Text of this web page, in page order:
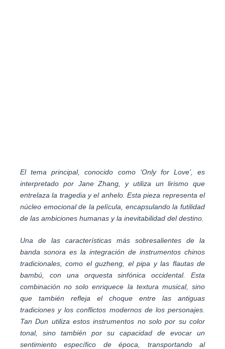
El tema principal, conocido como ‘Only for Love’, es
interpretado por Jane Zhang, y utiliza un lirismo que
entrelaza la tragedia y el anhelo. Esta pieza representa el
núcleo emocional de la película, encapsulando la futilidad
de las ambiciones humanas y la inevitabilidad del destino.
Una de las características más sobresalientes de la
banda sonora es la integración de instrumentos chinos
tradicionales, como el guzheng, el pipa y las flautas de
bambú, con una orquesta sinfónica occidental. Esta
combinación no solo enriquece la textura musical, sino
que también refleja el choque entre las antiguas
tradiciones y los conflictos modernos de los personajes.
Tan Dun utiliza estos instrumentos no solo por su color
tonal, sino también por su capacidad de evocar un
sentimiento específico de época, transportando al